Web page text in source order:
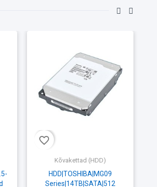
favorite_border
Kõvakettad (HDD)
HDD|TOSHIBA|MG09
Series|14TB|SATA|512